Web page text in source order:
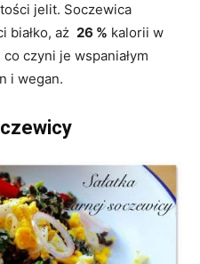
jelit. Soczewica
białko, aż 26 % kalorii w
czyni je wspaniałym
i wegan.